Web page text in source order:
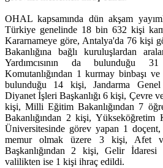
OHAL kapsamında dün akşam
Türkiye genelinde 18 bin 632 kişi
Kararnameye göre, Antalya'da 76 kişi
Bakanlığına bağlı kuruluşlardan
Yardımcısının da bulunduğu
Komutanlığından 1 kurmay binbaşı ve
bulunduğu 14 kişi, Jandarma
Diyanet İşleri Başkanlığı 6 kişi, Çevre
kişi, Milli Eğitim Bakanlığından 7
Bakanlığından 2 kişi, Yükseköğretim
Üniversitesinde görev yapan 1
memur olmak üzere 3 kişi, Afet
Başkanlığından 2 kişi, Gelir İdaresi
valilikten ise 1 kişi ihraç edildi.